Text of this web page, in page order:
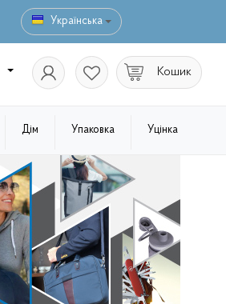
Українська
Кошик
Дім Упаковка Уцінка